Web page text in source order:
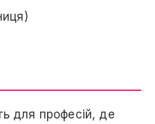
для професій, де